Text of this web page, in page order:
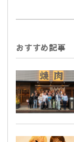
おすすめ記事